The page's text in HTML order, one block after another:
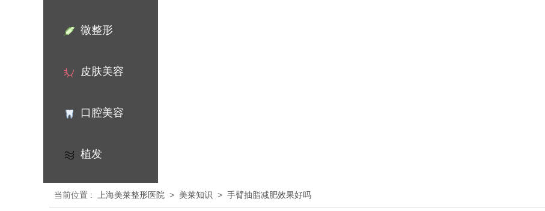
微整形
皮肤美容
口腔美容
植发
当前位置 : 上海美莱整形医院 > 美莱知识 > 手臂抽脂减肥效果好吗